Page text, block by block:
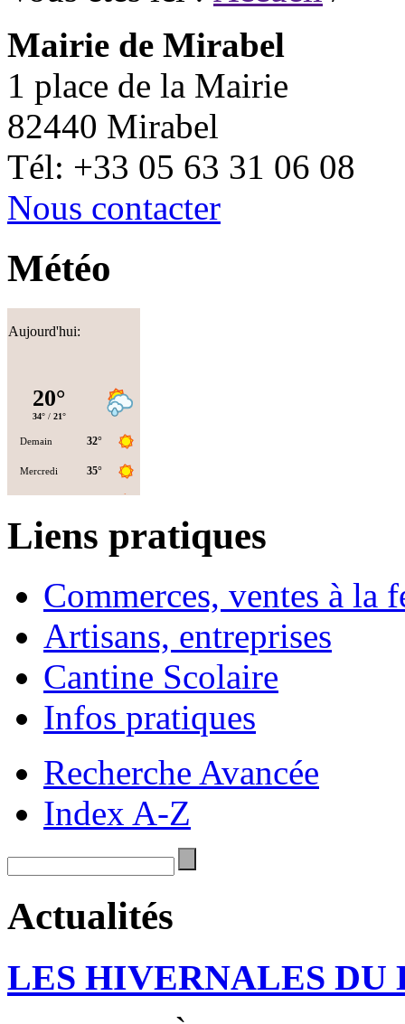
Mairie de Mirabel
1 place de la Mairie
82440 Mirabel
Tél: +33 05 63 31 06 08
Nous contacter
Météo
Aujourd'hui:
Liens pratiques
Commerces, ventes à la
Artisans, entreprises
Cantine Scolaire
Infos pratiques
Recherche Avancée
Index A-Z
Actualités
LES HIVERNALES DU